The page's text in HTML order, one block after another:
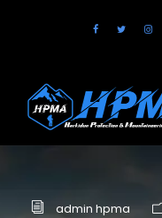
admin hpma